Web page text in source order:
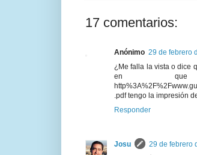
17 comentarios:
Anónimo 29 de febrero
¿Me falla la vista o dice
en
.pdf tengo la impresión
Responder
Josu
29 de febrero